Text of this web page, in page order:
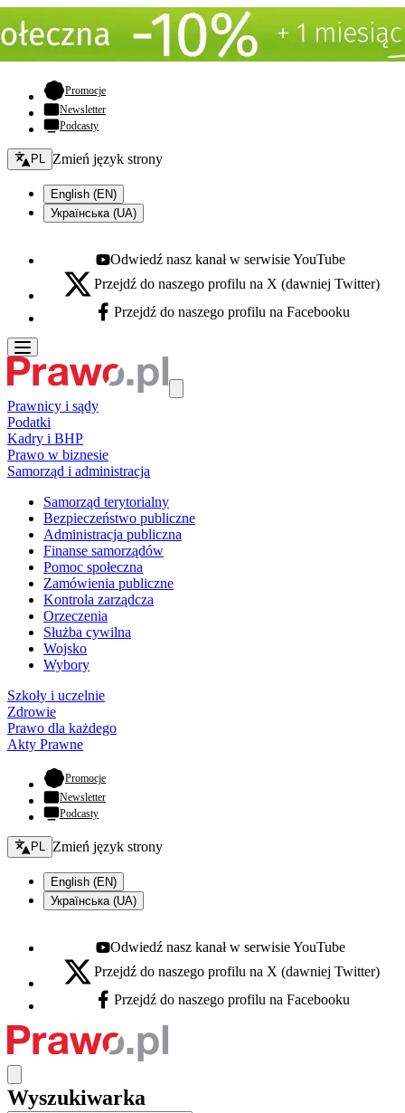
Promocje- otwiera się w nowej karcie
Newsletter
Podcasty
Zmień język - bieżący:
PL Zmień język strony
English (EN)
Українська (UA)
Youtube - otwiera się w nowej karcie
Odwiedź nasz kanał w serwisie YouTube
X - otwiera się w nowej karcie
Przejdź do naszego profilu na X (dawniej Twitter)
Facebook - otwiera się w nowej karcie
Przejdź do naszego profilu na Facebooku
Prawnicy i sądy
Podatki
Kadry i BHP
Prawo w biznesie
Samorząd i administracja
Samorząd terytorialny
Bezpieczeństwo publiczne
Administracja publiczna
Finanse samorządów
Pomoc społeczna
Zamówienia publiczne
Kontrola zarządcza
Orzeczenia
Służba cywilna
Wojsko
Wybory
Szkoły i uczelnie
Zdrowie
Prawo dla każdego
Akty Prawne
Promocje- otwiera się w nowej karcie
Newsletter
Podcasty
Zmień język - bieżący:
PL Zmień język strony
English (EN)
Українська (UA)
Youtube - otwiera się w nowej karcie
Odwiedź nasz kanał w serwisie YouTube
X - otwiera się w nowej karcie
Przejdź do naszego profilu na X (dawniej Twitter)
Facebook - otwiera się w nowej karcie
Przejdź do naszego profilu na Facebooku
Wyszukiwarka